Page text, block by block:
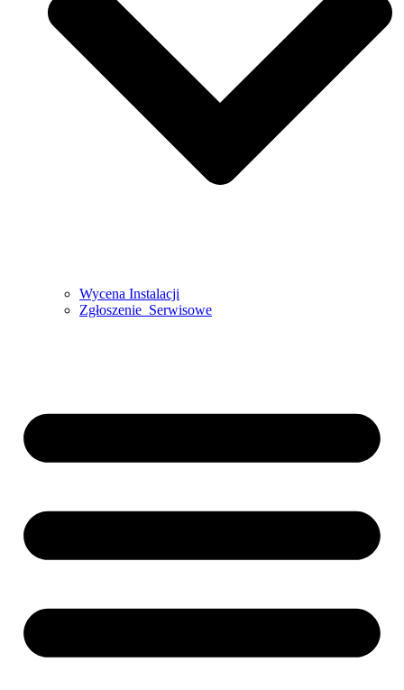
Wycena Instalacji
Zgłoszenie Serwisowe